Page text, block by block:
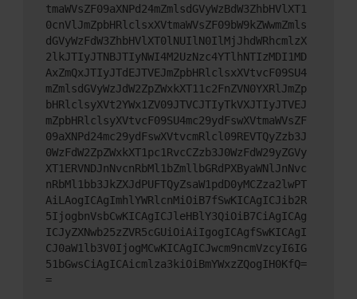
tmaWVsZF09aXNPd24mZmlsdGVyWzBdW3ZhbHVlXT1
0cnVlJmZpbHRlclsxXVtmaWVsZF09bW9kZWwmZmls
dGVyWzFdW3ZhbHVlXT0lNUIlN0IlMjJhdWRhcmlzX
2lkJTIyJTNBJTIyNWI4M2UzNzc4YTlhNTIzMDI1MD
AxZmQxJTIyJTdEJTVEJmZpbHRlclsxXVtvcF09SU4
mZmlsdGVyWzJdW2ZpZWxkXT11c2FnZVN0YXRlJmZp
bHRlclsyXVt2YWx1ZV09JTVCJTIyTkVXJTIyJTVEJ
mZpbHRlclsyXVtvcF09SU4mc29ydFswXVtmaWVsZF
09aXNPd24mc29ydFswXVtvcmRlcl09REVTQyZzb3J
0WzFdW2ZpZWxkXT1pc1RvcCZzb3J0WzFdW29yZGVy
XT1ERVNDJnNvcnRbMl1bZmllbGRdPXByaWNlJnNvc
nRbMl1bb3JkZXJdPUFTQyZsaW1pdD0yMCZza2lwPT
AiLAogICAgImhlYWRlcnMiOiB7fSwKICAgICJib2R
5IjogbnVsbCwKICAgICJleHBlY3QiOiB7CiAgICAg
ICJyZXNwb25zZVR5cGUiOiAiIgogICAgfSwKICAgI
CJ0aW1lb3V0IjogMCwKICAgICJwcm9ncmVzcyI6IG
51bGwsCiAgICAicmlza3kiOiBmYWxzZQogIH0KfQ=
=